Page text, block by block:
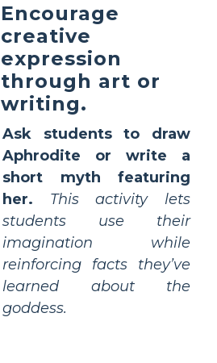
Encourage
creative
expression
through art or
writing.
Ask students to draw
Aphrodite or write a
short myth featuring
her.
This activity lets
students use their
imagination while
reinforcing facts they’ve
learned about the
goddess.